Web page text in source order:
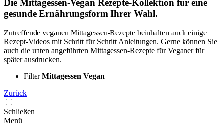
Die Mittagessen-Vegan Rezepte-Kollektion für eine
gesunde Ernährungsform Ihrer Wahl.
Zutreffende veganen Mittagessen-Rezepte beinhalten auch einige
Rezept-Videos mit Schritt für Schritt Anleitungen. Gerne können Sie
auch die unten angeführten Mittagessen-Rezepte für Veganer für
später ausdrucken.
FilterMittagessen Vegan
Zurück
Schließen
Menü